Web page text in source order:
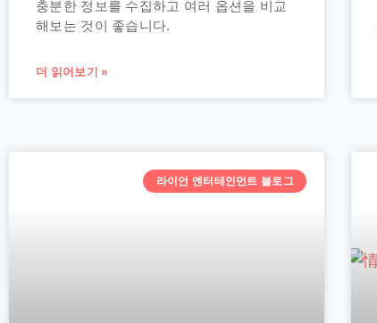
충분한 정보를 수집하고 여러 옵션을 비교
해보는 것이 좋습니다.
더 읽어보기 »
라이언 엔터테인먼트 블로그